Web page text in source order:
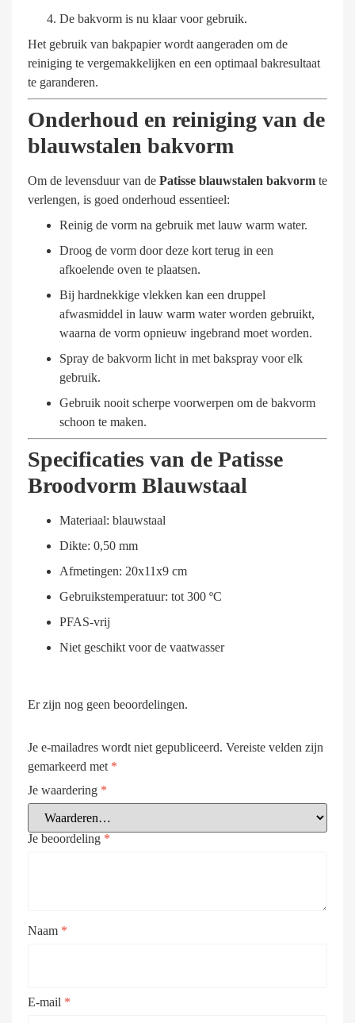
De bakvorm is nu klaar voor gebruik.
Het gebruik van bakpapier wordt aangeraden om de
reiniging te vergemakkelijken en een optimaal bakresultaat
te garanderen.
Onderhoud en reiniging van de
blauwstalen bakvorm
Om de levensduur van de Patisse blauwstalen bakvorm te
verlengen, is goed onderhoud essentieel:
Reinig de vorm na gebruik met lauw warm water.
Droog de vorm door deze kort terug in een
afkoelende oven te plaatsen.
Bij hardnekkige vlekken kan een druppel
afwasmiddel in lauw warm water worden gebruikt,
waarna de vorm opnieuw ingebrand moet worden.
Spray de bakvorm licht in met bakspray voor elk
gebruik.
Gebruik nooit scherpe voorwerpen om de bakvorm
schoon te maken.
Specificaties van de Patisse
Broodvorm Blauwstaal
Materiaal: blauwstaal
Dikte: 0,50 mm
Afmetingen: 20x11x9 cm
Gebruikstemperatuur: tot 300 ºC
PFAS-vrij
Niet geschikt voor de vaatwasser
Er zijn nog geen beoordelingen.
Je e-mailadres wordt niet gepubliceerd. Vereiste velden zijn
gemarkeerd met *
Je waardering *
Je beoordeling *
Naam *
E-mail *